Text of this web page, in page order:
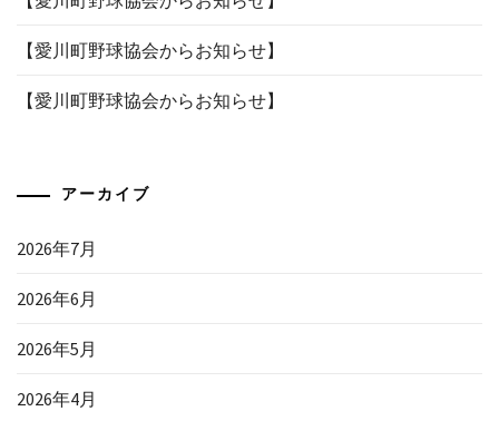
【愛川町野球協会からお知らせ】
【愛川町野球協会からお知らせ】
アーカイブ
2026年7月
2026年6月
2026年5月
2026年4月